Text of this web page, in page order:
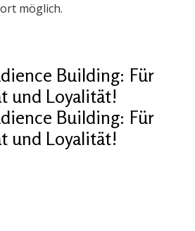
möglich.
Building: Für
und Loyalität!
Building: Für
und Loyalität!